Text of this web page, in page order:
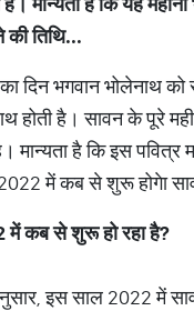
कीतिथि...
का दिन भगवान भोलेनाथ
होती है। सावन के पूरे
मान्यता है कि इस
में कब से शुरू होगेा
मेंकबसेशुरूहोरहाहै?
इस साल 2022 में